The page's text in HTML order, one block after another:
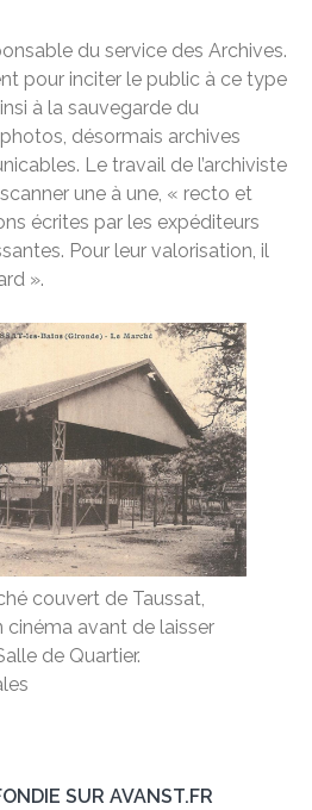
du service des Archives.
pour inciter le public à ce type
à la sauvegarde du
désormais archives
Le travail de l’archiviste
une à une, « recto et
écrites par les expéditeurs
Pour leur valorisation, il
».
couvert de Taussat,
cinéma avant de laisser
de Quartier.
SUR AVANST.FR